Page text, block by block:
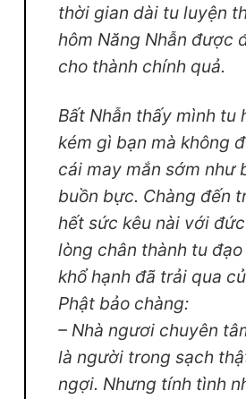
thời gian dài tu luyện
hôm Năng Nhẫn được
cho thành chính quả.
Bất Nhẫn thấy mình tu
kém gì bạn mà không
cái may mắn sớm như
buồn bực. Chàng đến
hết sức kêu nài với
lòng chân thành tu
khổ hạnh đã trải qua
Phật bảo chàng:
– Nhà ngươi chuyên
là người trong sạch
ngợi. Nhưng tính tình